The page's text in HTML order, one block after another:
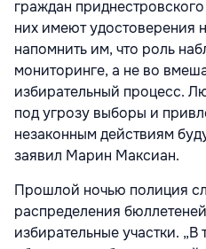
граждан
них имеют удостоверения
напомнить им, что роль
мониторинге, а не во
избирательный процесс.
под угрозу выборы и
незаконным действиям
заявил Марин Максиан.
Прошлой ночью полиция
распределения
избирательные участки.